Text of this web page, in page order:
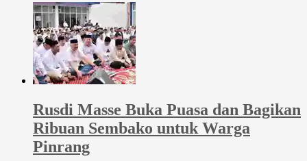
Rusdi Masse Buka Puasa dan Bagikan
Ribuan Sembako untuk Warga
Pinrang